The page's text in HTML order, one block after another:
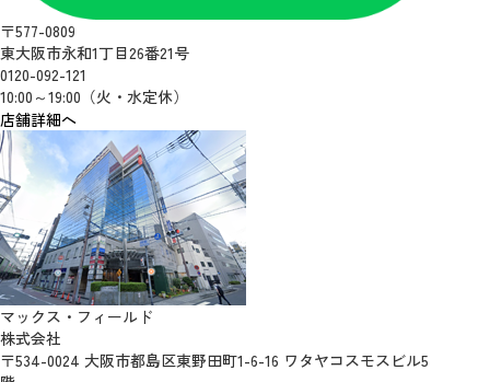
〒577-0809
東大阪市永和1丁目26番21号
0120-092-121
10:00～19:00（火・水定休）
店舗詳細へ
マックス・フィールド
株式会社
〒534-0024 大阪市都島区東野田町1-6-16 ワタヤコスモスビル5